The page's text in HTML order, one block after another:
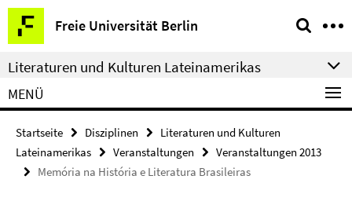
Springe
direkt
zu
Inhalt
Freie Universität Berlin
Service-
Navigation
Literaturen und Kulturen Lateinamerikas
MENÜ
Startseite Disziplinen
Literaturen und Kulturen
Lateinamerikas
Veranstaltungen
Veranstaltungen 2013
Memória na História e Literatura Brasileiras